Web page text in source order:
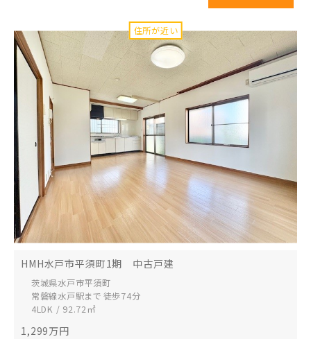
HMH水戸市平須町1期 中古戸建
茨城県水戸市平須町
常磐線水戸駅まで 徒歩74分
4LDK / 92.72㎡
1,299万円